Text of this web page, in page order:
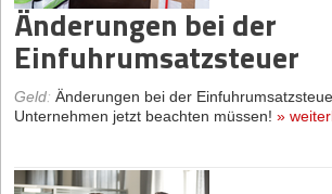
Änderungen bei der
Einfuhrumsatzsteuer
Geld: Änderungen bei der
Unternehmen jetzt beachten müssen! »